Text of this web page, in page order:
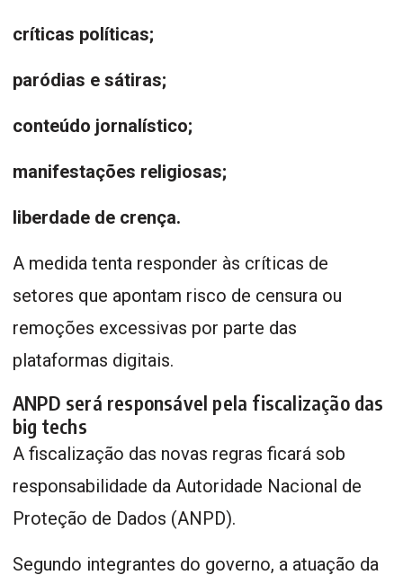
críticas políticas;
paródias e sátiras;
conteúdo jornalístico;
manifestações religiosas;
liberdade de crença.
A medida tenta responder às críticas de
setores que apontam risco de censura ou
remoções excessivas por parte das
plataformas digitais.
ANPD será responsável pela fiscalização das
big techs
A fiscalização das novas regras ficará sob
responsabilidade da Autoridade Nacional de
Proteção de Dados (ANPD).
Segundo integrantes do governo, a atuação da